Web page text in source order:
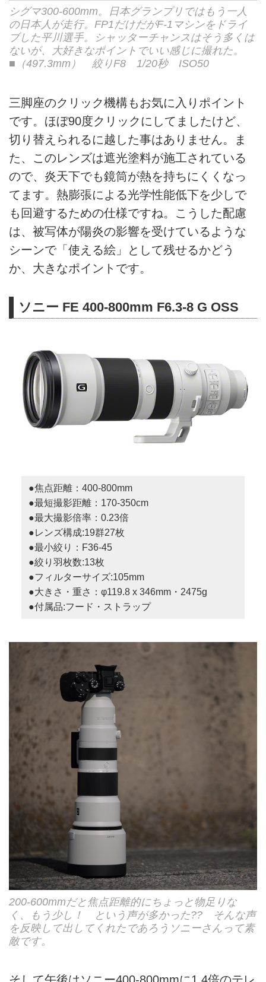
シグマ300-600mm。日本グランプリではもう一人
の日本人が走行。FP1だけだがF-1マシンをドライ
ブした平川選手。シャッターチャンスはそう多くは
ないが、大好きなポイントでいい感じに撮れた。
■（497.3mm） 絞りF8 1/20秒 ISO50
三脚座のクリック機構もお気に入りポイント
です。ほぼ90度クリックにしてましたけど、
切り替えられるに越した事はありません。ま
た、このレンズは遮光塗料が施工されている
ので、炎天下でも鏡筒が熱を持ちにくくなっ
てます。熱膨張による光学性能低下を少しで
も回避するための仕様ですね。こうした配慮
は、被写体が陽炎の影響を受けているような
シーンで「使える絵」として残せるかどう
か、大きなポイントです。
ソニー FE 400-800mm F6.3-8 G OSS
●焦点距離：400-800mm
●最短撮影距離：170-350cm
●最大撮影倍率：0.23倍
●レンズ構成:19群27枚
●最小絞り：F36-45
●絞り羽枚数:13枚
●フィルターサイズ:105mm
●大きさ・重さ：φ119.8 x 346mm・2475g
●付属品:フード・ストラップ
200-600mmだと焦点距離的にちょっと物足りな
く、もう少し！ という声が多かった?? そんな声
を反映して出してくれたであろうソニーさんって素
敵です。